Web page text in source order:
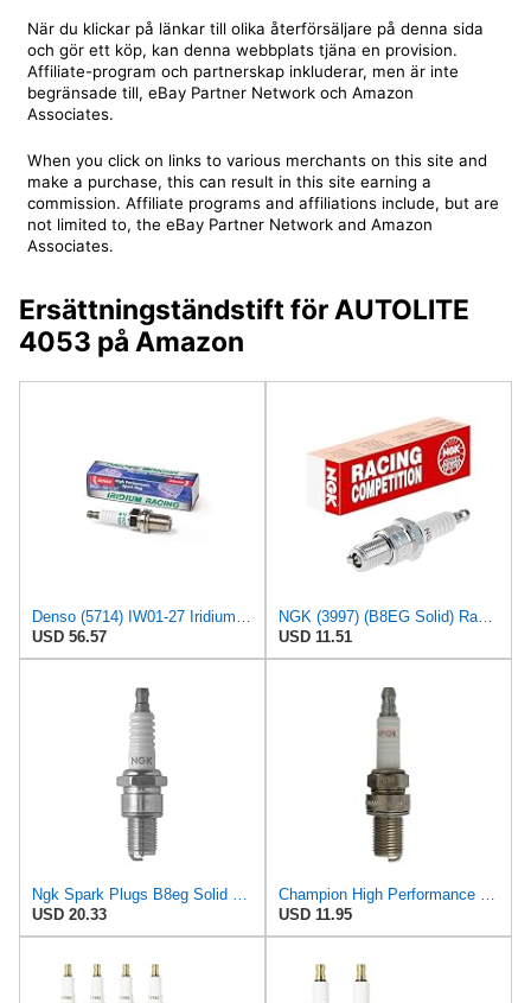
När du klickar på länkar till olika återförsäljare på denna sida
och gör ett köp, kan denna webbplats tjäna en provision.
Affiliate-program och partnerskap inkluderar, men är inte
begränsade till, eBay Partner Network och Amazon
Associates.
When you click on links to various merchants on this site and
make a purchase, this can result in this site earning a
commission. Affiliate programs and affiliations include, but are
not limited to, the eBay Partner Network and Amazon
Associates.
Ersättningständstift för AUTOLITE
4053 på Amazon
Denso (5714) IW01-27 Iridium Racing Spark Plug, (Pack of 1)
USD 56.57
NGK (3997) (B8EG Solid) Racing Spark Plug, Pack of 1
USD 11.51
Ngk Spark Plugs B8eg Solid Plug Ngk Each 3997 New
USD 20.33
Champion High Performance 693 Spark Plug (Carton of 1) - C55
USD 11.95